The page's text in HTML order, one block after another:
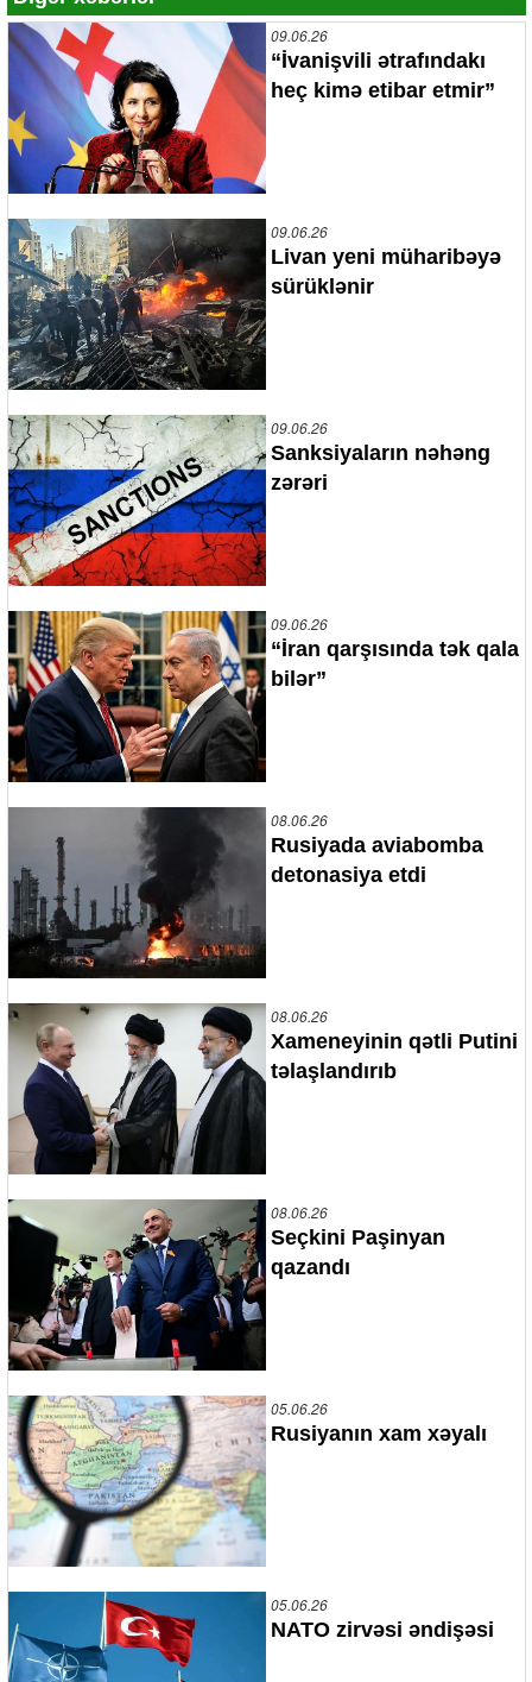
09.06.26
“İvanişvili ətrafındakı
heç kimə etibar etmir”
09.06.26
Livan yeni müharibəyə
sürüklənir
09.06.26
Sanksiyaların nəhəng
zərəri
09.06.26
“İran qarşısında tək qala
bilər”
08.06.26
Rusiyada aviabomba
detonasiya etdi
08.06.26
Xameneyinin qətli Putini
təlaşlandırıb
08.06.26
Seçkini Paşinyan
qazandı
05.06.26
Rusiyanın xam xəyalı
05.06.26
NATO zirvəsi əndişəsi